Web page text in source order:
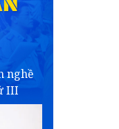
nghề
III